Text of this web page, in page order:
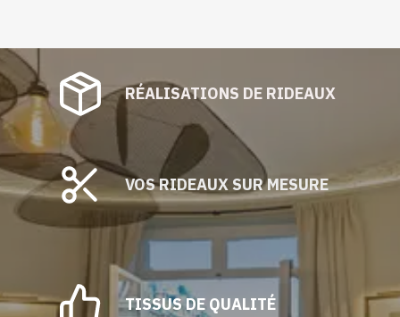
RÉALISATIONS DE RIDEAUX
VOS RIDEAUX SUR MESURE
TISSUS DE QUALITÉ